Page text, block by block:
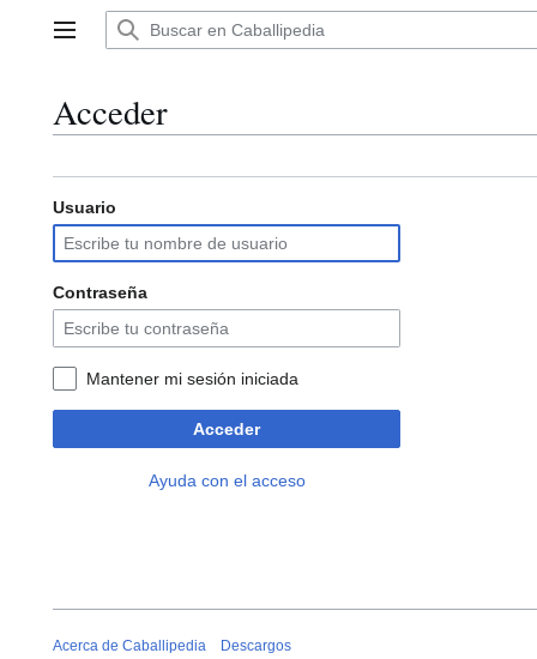
Menú principal
Acceder
Usuario
Contraseña
Mantener mi sesión iniciada
Acceder
Ayuda con el acceso
Acerca de Caballipedia Descargos